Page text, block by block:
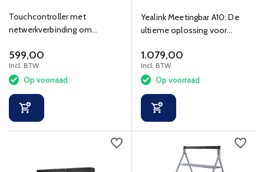
Touchcontroller met
netwerkverbinding om
videovergaderigen deel te
nemen.
599,00
Incl. BTW
Op voorraad
Yealink Meetingbar A10: De
ultieme oplossing voor
videoconferenties
1.079,00
Incl. BTW
Op voorraad